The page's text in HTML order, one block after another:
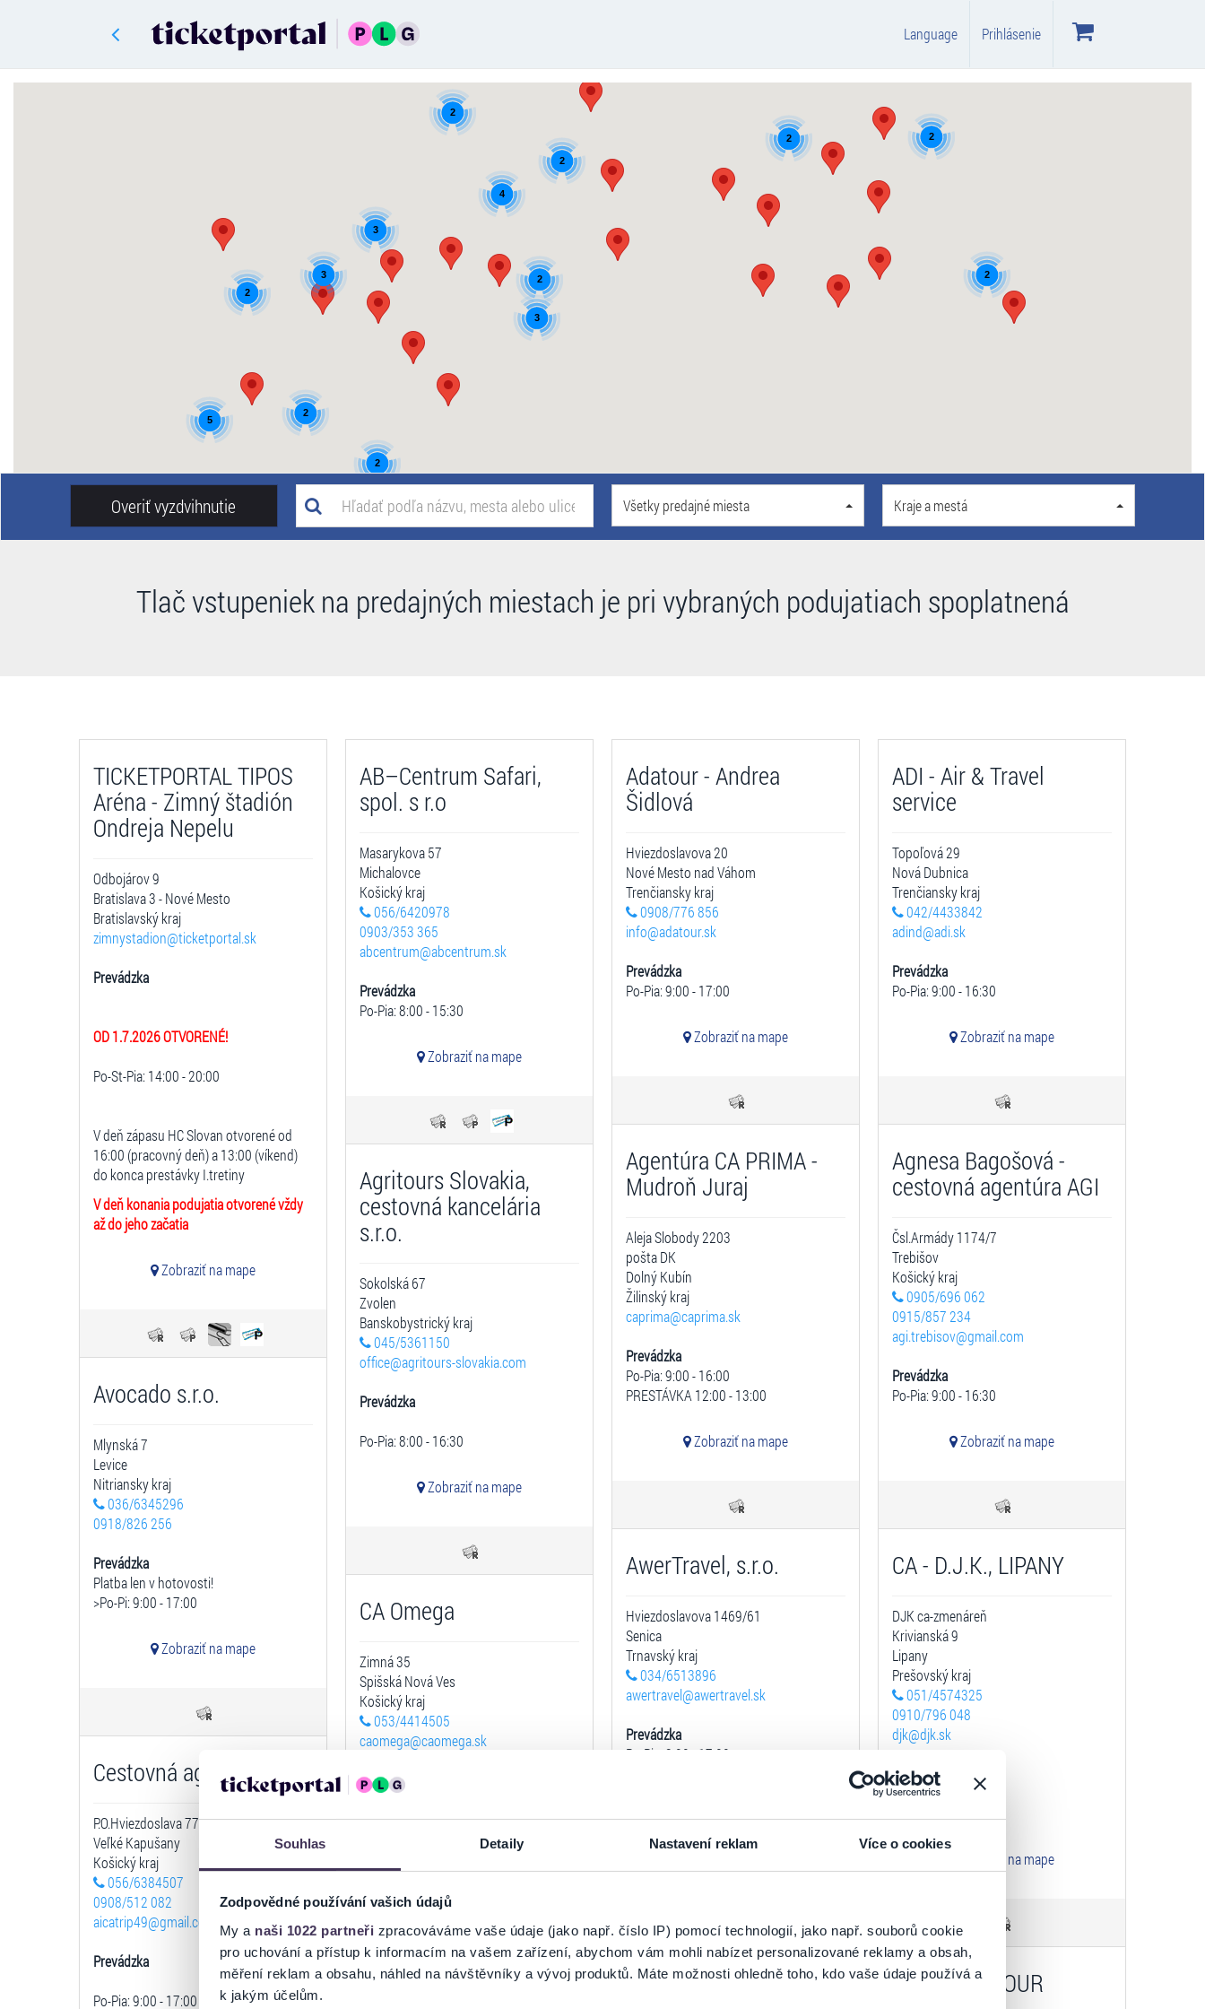
Souhlas Detaily Nastavení reklam Více o cookies
Zodpovědné používání vašich údajů
My a naši 1022 partneři zpracováváme vaše údaje (jako např. číslo IP) pomocí technologií, jako např. souborů cookie
pro uchování a přístup k informacím na vašem zařízení, abychom vám mohli nabízet personalizované reklamy a obsah,
měření reklam a obsahu, náhled na návštěvníky a vývoj produktů. Máte možnosti ohledně toho, kdo vaše údaje používá a
k jakým účelům.
Language Prihlásenie
5
2
3
3
2
3
2
2
2
2
2
2
2
4
Overiť vyzdvihnutie Všetky predajné miesta Kraje a mestá
Tlač vstupeniek na predajných miestach je pri vybraných podujatiach spoplatnená
TICKETPORTAL TIPOS
Aréna - Zimný štadión
Ondreja Nepelu
Odbojárov 9
Bratislava 3 - Nové Mesto
Bratislavský kraj
zimnystadion@ticketportal.sk
Prevádzka
OD 1.7.2026 OTVORENÉ!
Po-St-Pia: 14:00 - 20:00
V deň zápasu HC Slovan otvorené od
16:00 (pracovný deň) a 13:00 (víkend)
do konca prestávky I.tretiny
V deň konania podujatia otvorené vždy
až do jeho začatia
Zobraziť na mape
AB–Centrum Safari,
spol. s r.o
Masarykova 57
Michalovce
Košický kraj
056/6420978
0903/353 365
abcentrum@abcentrum.sk
Prevádzka
Po-Pia: 8:00 - 15:30
Zobraziť na mape
Adatour - Andrea
Šidlová
Hviezdoslavova 20
Nové Mesto nad Váhom
Trenčiansky kraj
0908/776 856
info@adatour.sk
Prevádzka
Po-Pia: 9:00 - 17:00
Zobraziť na mape
ADI - Air & Travel
service
Topoľová 29
Nová Dubnica
Trenčiansky kraj
042/4433842
adind@adi.sk
Prevádzka
Po-Pia: 9:00 - 16:30
Zobraziť na mape
Agentúra CA PRIMA -
Mudroň Juraj
Aleja Slobody 2203
pošta DK
Dolný Kubín
Žilinský kraj
caprima@caprima.sk
Prevádzka
Po-Pia: 9:00 - 16:00
PRESTÁVKA 12:00 - 13:00
Zobraziť na mape
Agnesa Bagošová -
cestovná agentúra AGI
Čsl.Armády 1174/7
Trebišov
Košický kraj
0905/696 062
0915/857 234
agi.trebisov@gmail.com
Prevádzka
Po-Pia: 9:00 - 16:30
Zobraziť na mape
Agritours Slovakia,
cestovná kancelária
s.r.o.
Sokolská 67
Zvolen
Banskobystrický kraj
045/5361150
office@agritours-slovakia.com
Prevádzka
Po-Pia: 8:00 - 16:30
Zobraziť na mape
Avocado s.r.o.
Mlynská 7
Levice
Nitriansky kraj
036/6345296
0918/826 256
Prevádzka
Platba len v hotovosti!
>Po-Pi: 9:00 - 17:00
Zobraziť na mape
AwerTravel, s.r.o.
Hviezdoslavova 1469/61
Senica
Trnavský kraj
034/6513896
awertravel@awertravel.sk
Prevádzka
Po-Pia: 8:00 - 17:00
Zobraziť na mape
CA - D.J.K., LIPANY
DJK ca-zmenáreň
Krivianská 9
Lipany
Prešovský kraj
051/4574325
0910/796 048
djk@djk.sk
Prevádzka
Po-Pia: 8:00 - 16:00
Zobraziť na mape
CA Omega
Zimná 35
Spišská Nová Ves
Košický kraj
053/4414505
caomega@caomega.sk
Prevádzka
Zobraziť na mape
Cestovná agentúra TRIP
P.O.Hviezdoslava 77
Veľké Kapušany
Košický kraj
056/6384507
0908/512 082
aicatrip49@gmail.com
Prevádzka
Po-Pia: 9:00 - 17:00
CK Eurotour Svidník
CK Eurotour, s.r.o. CK ORAVA TOUR